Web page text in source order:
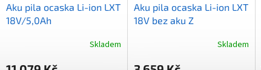
Aku pila ocaska Li-ion LXT
18V/5,0Ah
Skladem
Aku pila ocaska Li-ion LXT
18V bez aku Z
Skladem